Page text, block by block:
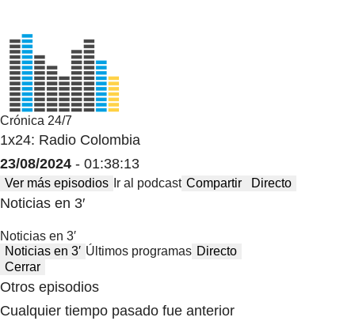
Crónica 24/7
1x24: Radio Colombia
23/08/2024 - 01:38:13
Ver más episodios Ir al podcast Compartir Directo
Noticias en 3′
Noticias en 3′
Noticias en 3′ Últimos programas Directo
Cerrar
Otros episodios
Cualquier tiempo pasado fue anterior